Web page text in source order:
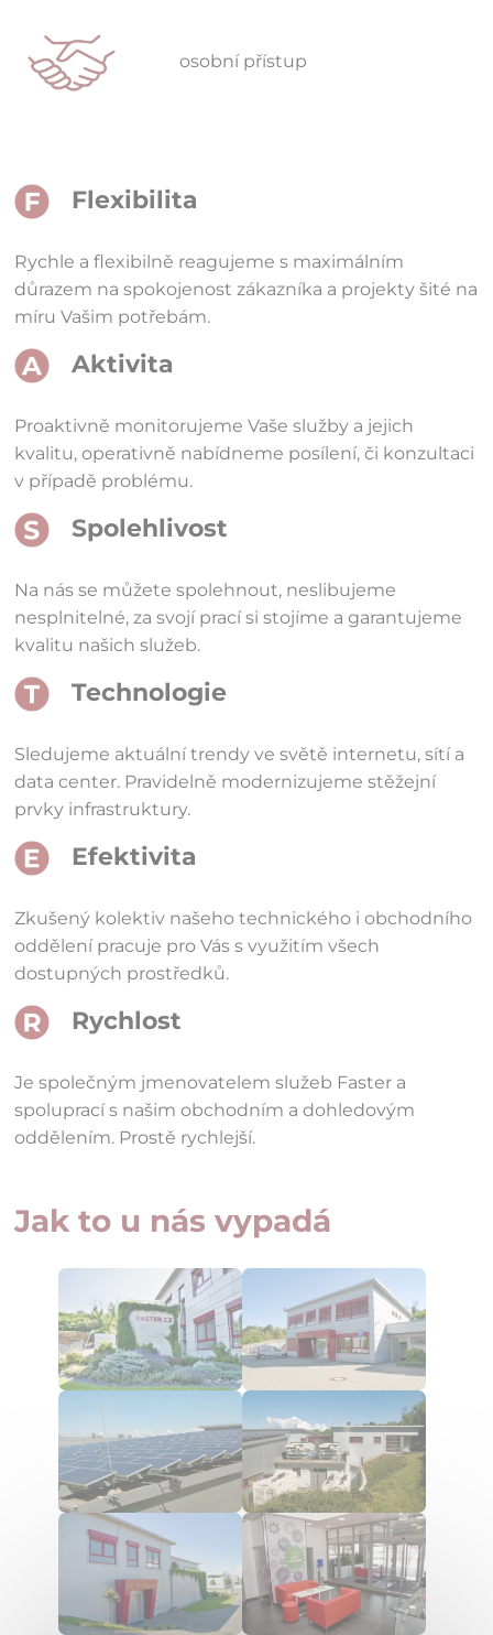
osobní přístup
Flexibilita
Rychle a flexibilně reagujeme s maximálním
důrazem na spokojenost zákazníka a projekty šité na
míru Vašim potřebám.
Aktivita
Proaktivně monitorujeme Vaše služby a jejich
kvalitu, operativně nabídneme posílení, či konzultaci
v případě problému.
Spolehlivost
Na nás se můžete spolehnout, neslibujeme
nesplnitelné, za svojí prací si stojíme a garantujeme
kvalitu našich služeb.
Technologie
Sledujeme aktuální trendy ve světě internetu, sítí a
data center. Pravidelně modernizujeme stěžejní
prvky infrastruktury.
Efektivita
Zkušený kolektiv našeho technického i obchodního
oddělení pracuje pro Vás s využitím všech
dostupných prostředků.
Rychlost
Je společným jmenovatelem služeb Faster a
spoluprací s našim obchodním a dohledovým
oddělením. Prostě rychlejší.
Jak to u nás vypadá